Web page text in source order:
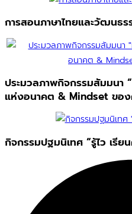
การสอนภาษาไทยและวัฒนธร
ประมวลภาพกิจกรรมสัมมนา
แห่งอนาคต & Mindset ของ
กิจกรรมปฐมนิเทศ “รู้ไว เรีย